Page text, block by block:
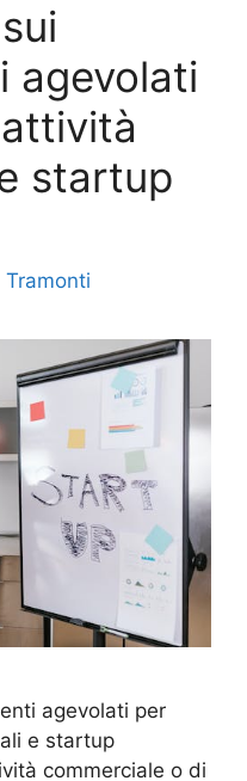
agevolati
startup
Tramonti
agevolati per
e startup
commerciale o di